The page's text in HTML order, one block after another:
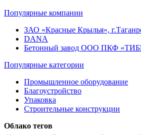
Популярные компании
ЗАО «Красные Крылья»,
DANA
Бетонный завод ООО ПКФ
Популярные категории
Промышленное оборудование
Благоустройство
Упаковка
Строительные конструкции
Облако тегов